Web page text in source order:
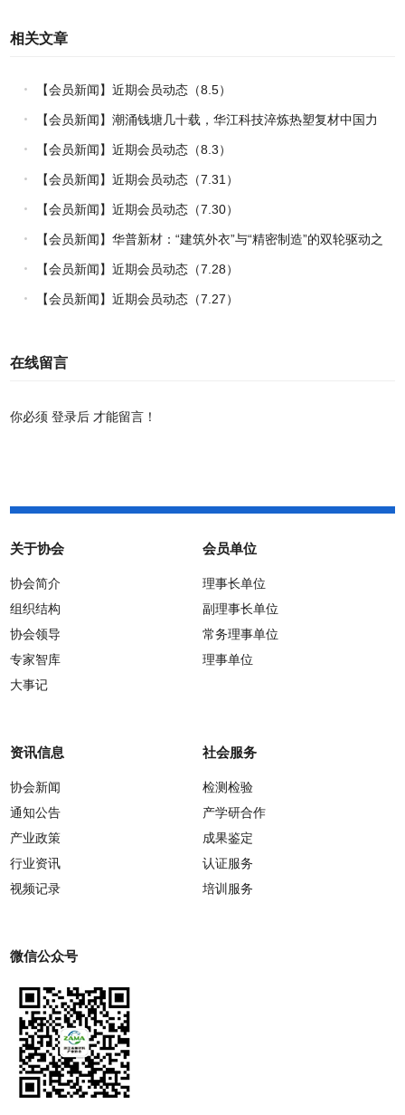
相关文章
【会员新闻】近期会员动态（8.5）
【会员新闻】潮涌钱塘几十载，华江科技淬炼热塑复材中国力
量
【会员新闻】近期会员动态（8.3）
【会员新闻】近期会员动态（7.31）
【会员新闻】近期会员动态（7.30）
【会员新闻】华普新材：“建筑外衣”与“精密制造”的双轮驱动之
路
【会员新闻】近期会员动态（7.28）
【会员新闻】近期会员动态（7.27）
在线留言
你必须登录后 才能留言！
关于协会
协会简介
组织结构
协会领导
专家智库
大事记
会员单位
理事长单位
副理事长单位
常务理事单位
理事单位
资讯信息
协会新闻
通知公告
产业政策
行业资讯
视频记录
社会服务
检测检验
产学研合作
成果鉴定
认证服务
培训服务
微信公众号